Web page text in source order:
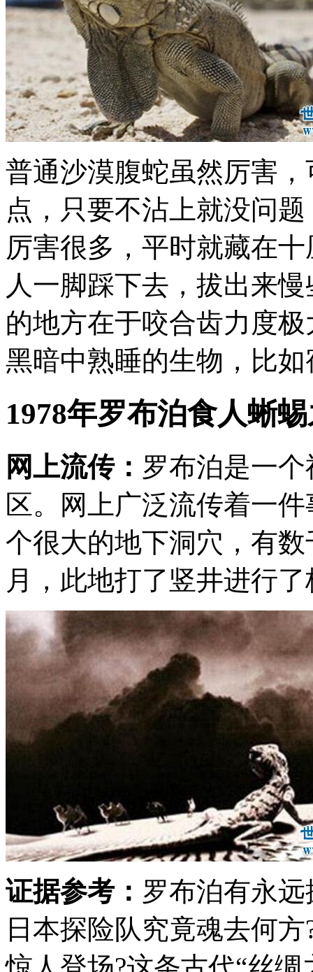
普通沙漠腹蛇虽然厉害
点，只要不沾上就没问
厉害很多，平时就藏在
人一脚踩下去，拔出来
的地方在于咬合齿力度
黑暗中熟睡的生物，比
1978年罗布泊食人蜥
网上流传： 罗布泊是一
区。网上广泛流传着一
个很大的地下洞穴，有
月，此地打了竖井进行
证据参考： 罗布泊有永
日本探险队究竟魂去何